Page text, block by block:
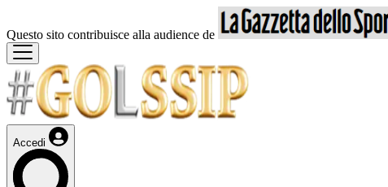
Questo sito contribuisce alla audience de
Accedi